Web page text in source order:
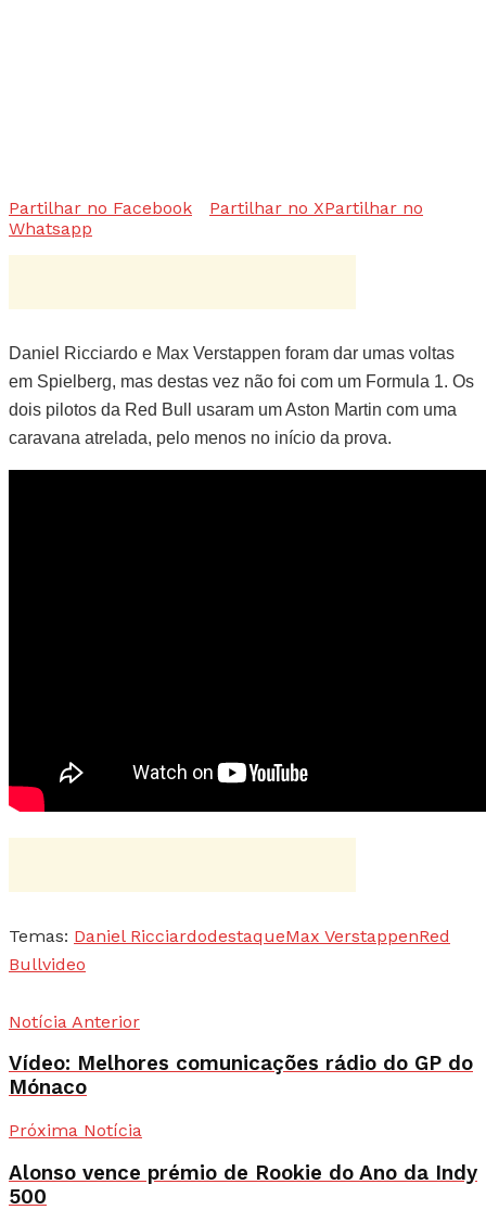
Partilhar no Facebook Partilhar no XPartilhar no
Whatsapp
Daniel Ricciardo e Max Verstappen foram dar umas voltas
em Spielberg, mas destas vez não foi com um Formula 1. Os
dois pilotos da Red Bull usaram um Aston Martin com uma
caravana atrelada, pelo menos no início da prova.
Temas: Daniel RicciardodestaqueMax VerstappenRed
Bullvideo
Notícia Anterior
Vídeo: Melhores comunicações rádio do GP do
Mónaco
Próxima Notícia
Alonso vence prémio de Rookie do Ano da Indy
500